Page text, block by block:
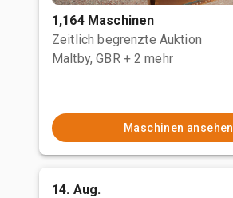
1,164 Maschinen
Zeitlich begrenzte Auktion
Maltby, GBR + 2 mehr
Maschinen ansehen
14. Aug.